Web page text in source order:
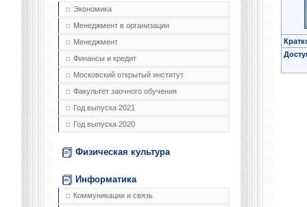
Экономика
Менеджмент в организации
Менеджмент
Финансы и кредит
Московский открытый институт
Факультет заочного обучения
Год выпуска 2021
Год выпуска 2020
Физическая культура
Информатика
Коммуникации и связь